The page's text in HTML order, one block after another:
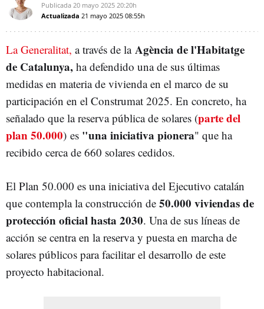
Publicada 20 mayo 2025 20:20h
Actualizada 21 mayo 2025 08:55h
La Generalitat, a través de la Agència de l'Habitatge
de Catalunya, ha defendido una de sus últimas
medidas en materia de vivienda en el marco de su
participación en el Construmat 2025. En concreto, ha
señalado que la reserva pública de solares (parte del
plan 50.000) es "una iniciativa pionera" que ha
recibido cerca de 660 solares cedidos.
El Plan 50.000 es una iniciativa del Ejecutivo catalán
que contempla la construcción de 50.000 viviendas de
protección oficial hasta 2030. Una de sus líneas de
acción se centra en la reserva y puesta en marcha de
solares públicos para facilitar el desarrollo de este
proyecto habitacional.